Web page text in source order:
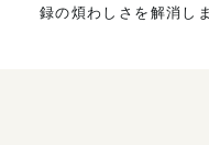
録の煩わしさを解消し